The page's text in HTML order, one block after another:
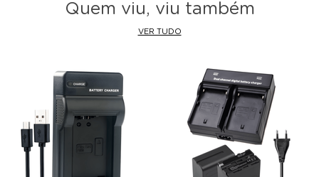
Quem viu, viu também
VER TUDO